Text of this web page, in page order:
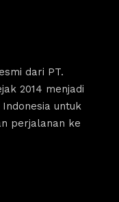
dari PT.
2014 menjadi
untuk
perjalanan ke